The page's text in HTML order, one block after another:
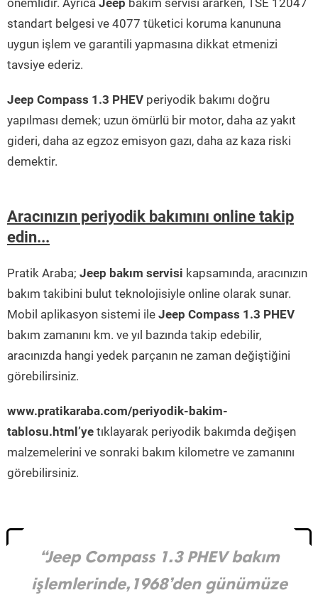
önemlidir. Ayrıca Jeep bakım servisi ararken, TSE 12047
standart belgesi ve 4077 tüketici koruma kanununa
uygun işlem ve garantili yapmasına dikkat etmenizi
tavsiye ederiz.
Jeep Compass 1.3 PHEV periyodik bakımı doğru
yapılması demek; uzun ömürlü bir motor, daha az yakıt
gideri, daha az egzoz emisyon gazı, daha az kaza riski
demektir.
Aracınızın periyodik bakımını online takip
edin...
Pratik Araba; Jeep bakım servisi kapsamında, aracınızın
bakım takibini bulut teknolojisiyle online olarak sunar.
Mobil aplikasyon sistemi ile Jeep Compass 1.3 PHEV
bakım zamanını km. ve yıl bazında takip edebilir,
aracınızda hangi yedek parçanın ne zaman değiştiğini
görebilirsiniz.
www.pratikaraba.com/periyodik-bakim-
tablosu.html’ye tıklayarak periyodik bakımda değişen
malzemelerini ve sonraki bakım kilometre ve zamanını
görebilirsiniz.
“Jeep Compass 1.3 PHEV bakım
işlemlerinde,1968’den günümüze